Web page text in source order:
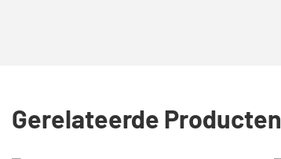
Gerelateerde Producten